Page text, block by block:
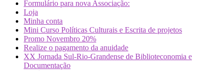
Formulário para nova Associação:
Loja
Minha conta
Mini Curso Políticas Culturais e Escrita de projetos
Promo Novembro 20%
Realize o pagamento da anuidade
XX Jornada Sul-Rio-Grandense de Biblioteconomia e
Documentação